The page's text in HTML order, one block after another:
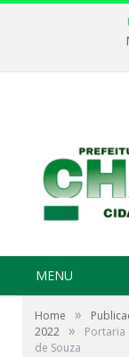
MENU
Home »
2022 »
Portaria
de Souza